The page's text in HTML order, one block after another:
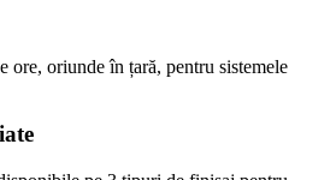
ore, oriunde în țară, pentru sistemele